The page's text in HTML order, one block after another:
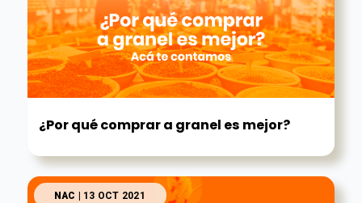
¿Por qué comprar a granel es mejor?
NAC | 13 OCT 2021